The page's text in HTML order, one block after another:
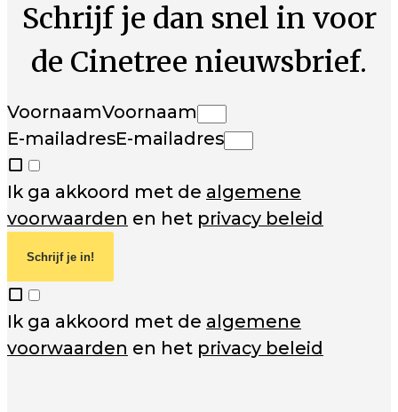
Schrijf je dan snel in voor
de Cinetree nieuwsbrief.
VoornaamVoornaam
E-mailadresE-mailadres
Ik ga akkoord met de algemene
voorwaarden en het privacy beleid
Schrijf je in!
Ik ga akkoord met de algemene
voorwaarden en het privacy beleid